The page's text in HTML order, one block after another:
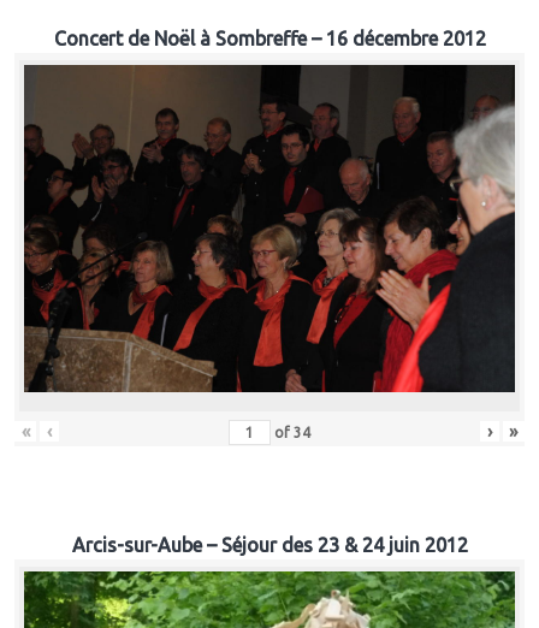
Concert de Noël à Sombreffe – 16 décembre 2012
« ‹ of 34 › »
Arcis-sur-Aube – Séjour des 23 & 24 juin 2012